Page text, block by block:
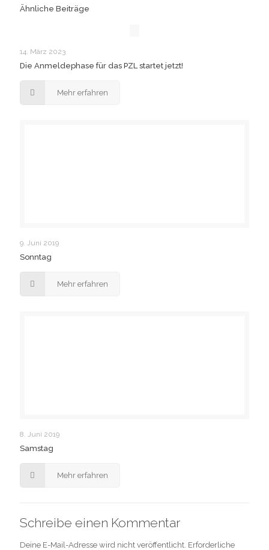
Ähnliche Beiträge
14. März 2023
Die Anmeldephase für das PZL startet jetzt!
Mehr erfahren
9. Juni 2019
Sonntag
Mehr erfahren
8. Juni 2019
Samstag
Mehr erfahren
Schreibe einen Kommentar
Deine E-Mail-Adresse wird nicht veröffentlicht. Erforderliche